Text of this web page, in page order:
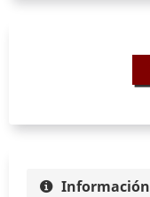
Información